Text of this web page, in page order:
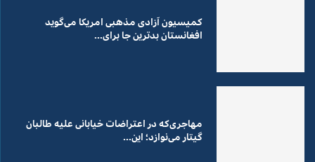
کمیسیون آزادی مذهبی امریکا می‌گوید
افغانستان بدترین جا برای...
مهاجری‌که در اعتراضات خیابانی علیه طالبان
گیتار می‌نوازد؛ این...